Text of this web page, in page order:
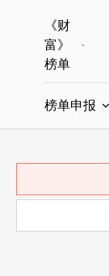
《财
富》
榜单
全部榜
中国
榜单申报